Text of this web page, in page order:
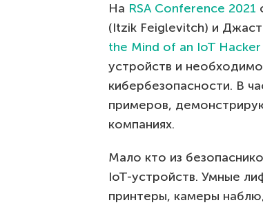
На RSA Conference 2021
(Itzik Feiglevitch) и
the Mind of an IoT Hacker
устройств и
кибербезопасности. В
примеров,
компаниях.
Мало кто из
IoT-устройств. Умные
принтеры, камеры